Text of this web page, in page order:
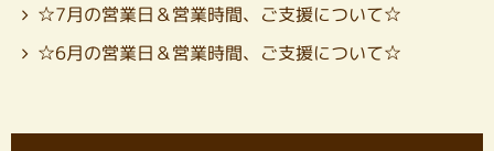
☆7月の営業日＆営業時間、ご支援について☆
☆6月の営業日＆営業時間、ご支援について☆